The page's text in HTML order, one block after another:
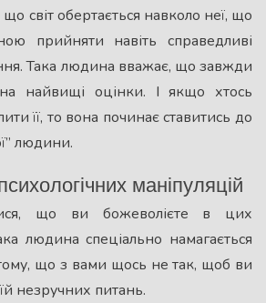
світ обертається навколо неї, що
прийняти навіть справедливі
Така людина вважає, що завжди
найвищі оцінки. І якщо хтось
її, то вона починає ставитись до
людини.
маніпуляцій
що ви божеволієте в цих
людина спеціально намагається
що з вами щось не так, щоб ви
незручних питань.